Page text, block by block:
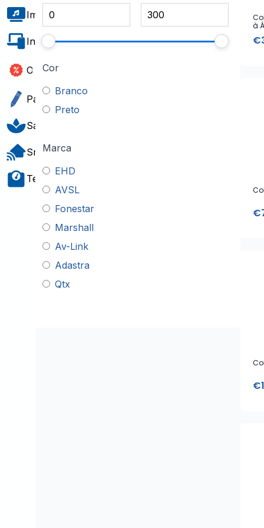
Informática e Software
Smart Home
Cor
Branco
Preto
Marca
EHD
AVSL
Fonestar
Marshall
Av-Link
Adastra
Qtx
à
€
€
€